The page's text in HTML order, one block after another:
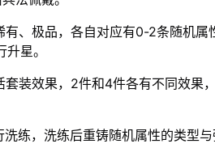
有、极品，各自对应有0-2条随机
星。
套装效果，2件和4件各有不同效果
练，洗练后重铸随机属性的类型